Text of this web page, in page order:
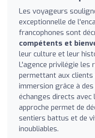
Les voyageurs
exceptionnelle de
francophones sont
compétents et
leur culture et leur
L'agence privilégie les
permettant aux clients
immersion grâce à des
échanges directs
approche permet de
sentiers battus et de
inoubliables.